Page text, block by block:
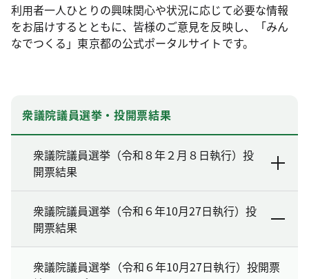
利用者一人ひとりの興味関心や状況に応じて必要な情報
をお届けするとともに、皆様のご意見を反映し、「みん
なでつくる」東京都の公式ポータルサイトです。
衆議院議員選挙・投開票結果
衆議院議員選挙（令和８年２月８日執行）投
開票結果
衆議院議員選挙（令和６年10月27日執行）投
開票結果
衆議院議員選挙（令和６年10月27日執行）投開票